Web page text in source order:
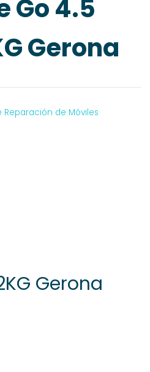
Go 4.5
Gerona
Reparación de Móviles
Gerona